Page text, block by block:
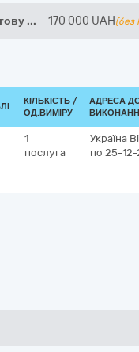
... 170 000 UAH (без
КІЛЬКІСТЬ /
ОД.ВИМІРУ
АДРЕСА
1
послуга
Україна
по 25-